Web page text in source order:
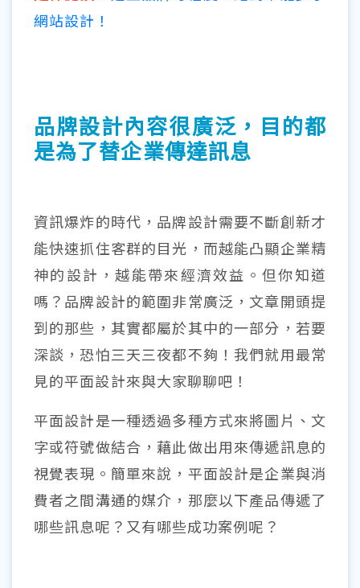
網站設計！
品牌設計內容很廣泛，目的都
是為了替企業傳達訊息
資訊爆炸的時代，品牌設計需要不斷創新才
能快速抓住客群的目光，而越能凸顯企業精
神的設計，越能帶來經濟效益。但你知道
嗎？品牌設計的範圍非常廣泛，文章開頭提
到的那些，其實都屬於其中的一部分，若要
深談，恐怕三天三夜都不夠！我們就用最常
見的平面設計來與大家聊聊吧！
平面設計是一種透過多種方式來將圖片、文
字或符號做結合，藉此做出用來傳遞訊息的
視覺表現。簡單來說，平面設計是企業與消
費者之間溝通的媒介，那麼以下產品傳遞了
哪些訊息呢？又有哪些成功案例呢？